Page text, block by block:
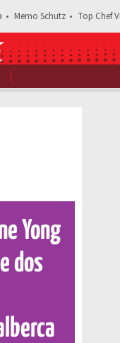
Memo Schutz Top Chef
Comparte esta noticia
Yong
dos